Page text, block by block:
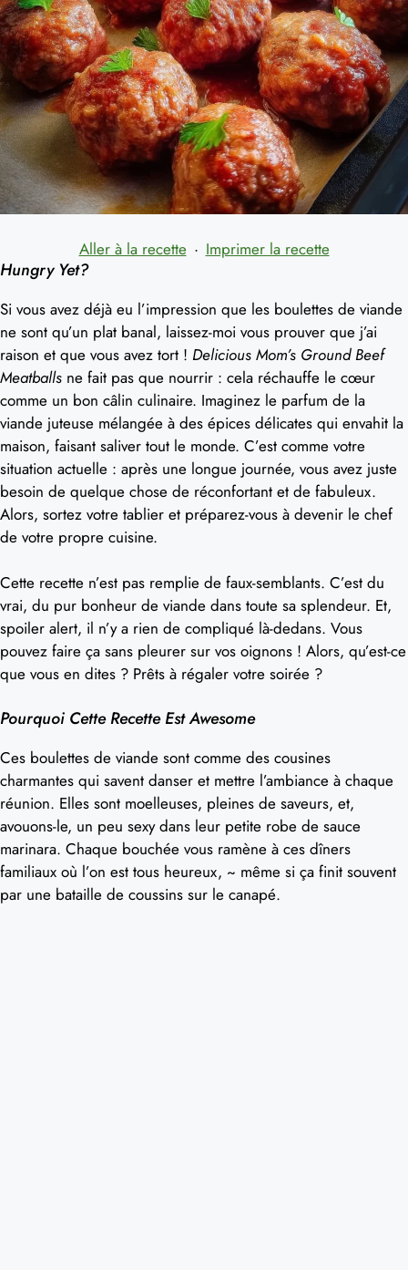
Aller à la recette · Imprimer la recette
Hungry Yet?
Si vous avez déjà eu l’impression que les boulettes de viande
ne sont qu’un plat banal, laissez-moi vous prouver que j’ai
raison et que vous avez tort ! Delicious Mom’s Ground Beef
Meatballs ne fait pas que nourrir : cela réchauffe le cœur
comme un bon câlin culinaire. Imaginez le parfum de la
viande juteuse mélangée à des épices délicates qui envahit la
maison, faisant saliver tout le monde. C’est comme votre
situation actuelle : après une longue journée, vous avez juste
besoin de quelque chose de réconfortant et de fabuleux.
Alors, sortez votre tablier et préparez-vous à devenir le chef
de votre propre cuisine.
Cette recette n’est pas remplie de faux-semblants. C’est du
vrai, du pur bonheur de viande dans toute sa splendeur. Et,
spoiler alert, il n’y a rien de compliqué là-dedans. Vous
pouvez faire ça sans pleurer sur vos oignons ! Alors, qu’est-ce
que vous en dites ? Prêts à régaler votre soirée ?
Pourquoi Cette Recette Est Awesome
Ces boulettes de viande sont comme des cousines
charmantes qui savent danser et mettre l’ambiance à chaque
réunion. Elles sont moelleuses, pleines de saveurs, et,
avouons-le, un peu sexy dans leur petite robe de sauce
marinara. Chaque bouchée vous ramène à ces dîners
familiaux où l’on est tous heureux, ~ même si ça finit souvent
par une bataille de coussins sur le canapé.